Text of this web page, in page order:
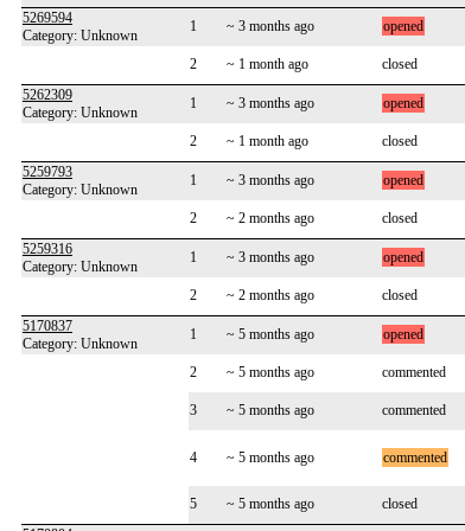
5269594
Category: Unknown
1 ~ 3 months ago opened
2 ~ 1 month ago closed
5262309
Category: Unknown
1 ~ 3 months ago opened
2 ~ 1 month ago closed
5259793
Category: Unknown
1 ~ 3 months ago opened
2 ~ 2 months ago closed
5259316
Category: Unknown
1 ~ 3 months ago opened
2 ~ 2 months ago closed
5170837
Category: Unknown
1 ~ 5 months ago opened
2 ~ 5 months ago commented
3 ~ 5 months ago commented
4 ~ 5 months ago commented
5
~ 5 months ago closed